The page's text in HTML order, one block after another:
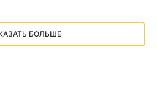
БОЛЬШЕ